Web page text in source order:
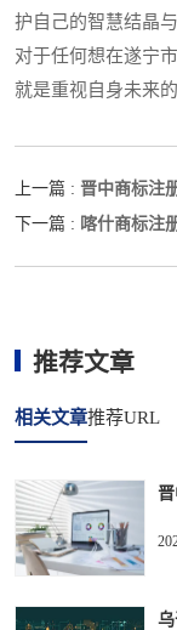
护自己的智慧结晶
对于任何想在遂宁
就是重视自身未来的
上一篇 : 晋中商标注
下一篇 : 喀什商标注
推荐文章
相关文章推荐URL